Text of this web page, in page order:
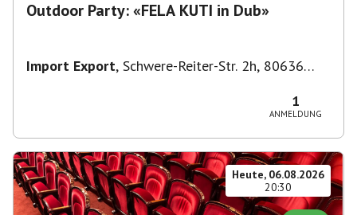
Outdoor Party: «FELA KUTI in Dub»
Import Export, Schwere-Reiter-Str. 2h, 80636
1
ANMELDUNG
Heute, 06.08.2026
20:30